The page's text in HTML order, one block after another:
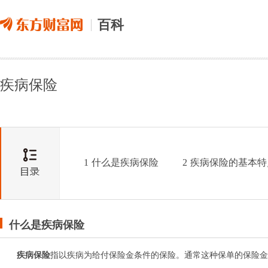
百科
疾病保险
1 什么是疾病保险 2 疾病保险的基本
什么是疾病保险
疾病保险指以疾病为给付保险金条件的保险。通常这种保单的保险